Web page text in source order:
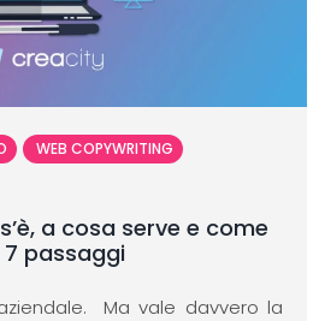
WEB COPYWRITING
a cosa serve e come
passaggi
Ma vale davvero la